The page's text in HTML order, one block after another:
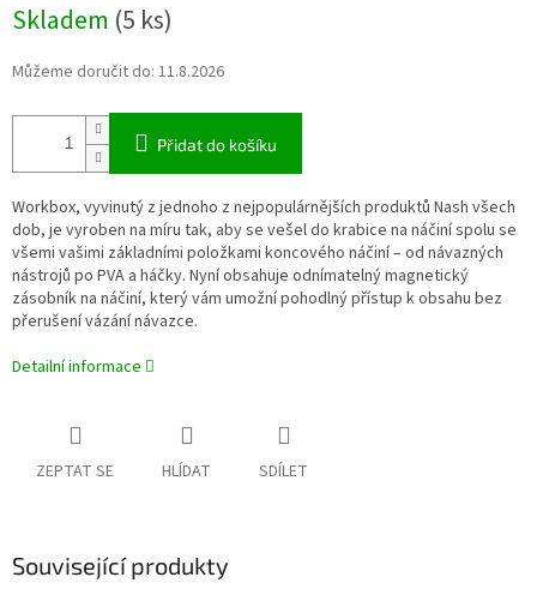
cena:
Skladem (5 ks)
Můžeme doručit do: 11.8.2026
Přidat do košíku
Workbox, vyvinutý z jednoho z nejpopulárnějších produktů Nash všech
dob, je vyroben na míru tak, aby se vešel do krabice na náčiní spolu se
všemi vašimi základními položkami koncového náčiní – od návazných
nástrojů po PVA a háčky. Nyní obsahuje odnímatelný magnetický
zásobník na náčiní, který vám umožní pohodlný přístup k obsahu bez
přerušení vázání návazce.
Detailní informace
ZEPTAT SE HLÍDAT SDÍLET
Související produkty